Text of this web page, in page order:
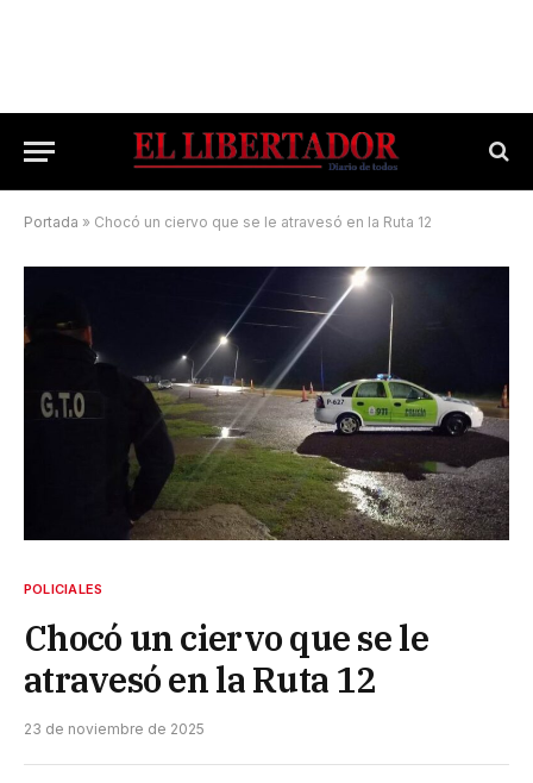
Portada » Chocó un ciervo que se le atravesó en la Ruta 12
POLICIALES
Chocó un ciervo que se le
atravesó en la Ruta 12
23 de noviembre de 2025